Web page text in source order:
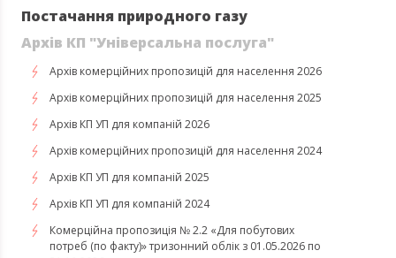
Постачання природного газу
Архів КП "Універсальна послуга"
Архів комерційних пропозицій для населення 2026
Архів комерційних пропозицій для населення 2025
Архів КП УП для компаній 2026
Архів комерційних пропозицій для населення 2024
Архів КП УП для компаній 2025
Архів КП УП для компаній 2024
Комерційна пропозиція № 2.2 «Для побутових
потреб (по факту)» тризонний облік з 01.05.2026 по